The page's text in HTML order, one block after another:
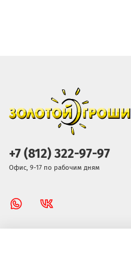
+7 (812) 322-97-97
Офис, 9-17 по рабочим дням